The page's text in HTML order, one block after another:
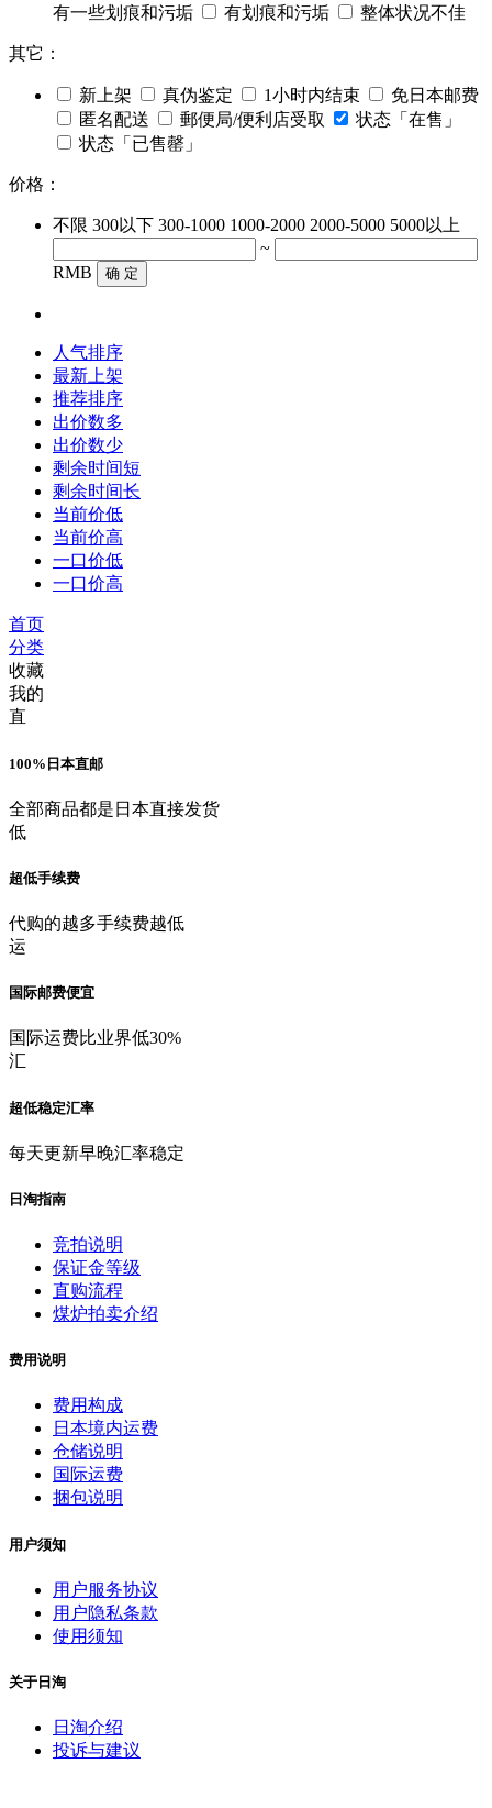
有一些划痕和污垢
有划痕和污垢 整体状况不佳
其它：
新上架 真伪鉴定 1小时内结束
免日本邮费
匿名配送
郵便局/便利店受取
状态「在售」
状态「已售罄」
价格：
不限 300以下 300-1000 1000-2000 2000-5000 5000以上
~
RMB
确 定
人气排序
最新上架
推荐排序
出价数多
出价数少
剩余时间短
剩余时间长
当前价低
当前价高
一口价低
一口价高
首页
分类
收藏
我的
直
100%日本直邮
全部商品都是日本直接发货
低
超低手续费
代购的越多手续费越低
运
国际邮费便宜
国际运费比业界低30%
汇
超低稳定汇率
每天更新早晚汇率稳定
日淘指南
竞拍说明
保证金等级
直购流程
煤炉拍卖介绍
费用说明
费用构成
日本境内运费
仓储说明
国际运费
捆包说明
用户须知
用户服务协议
用户隐私条款
使用须知
关于日淘
日淘介绍
投诉与建议